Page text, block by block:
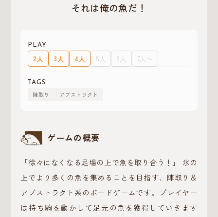
それは俺の魚だ！
PLAY
2人 3人 4人 5人 6人 7人〜
TAGS
陣取り アブストラクト
ゲームの概要
「徐々になくなる足場の上で魚を取り合う！」 氷の
上でより多くの魚を集めることを目指す、陣取り＆
アブストラクト系のボードゲームです。プレイヤー
は持ち駒を動かして足元の魚を獲得していきます